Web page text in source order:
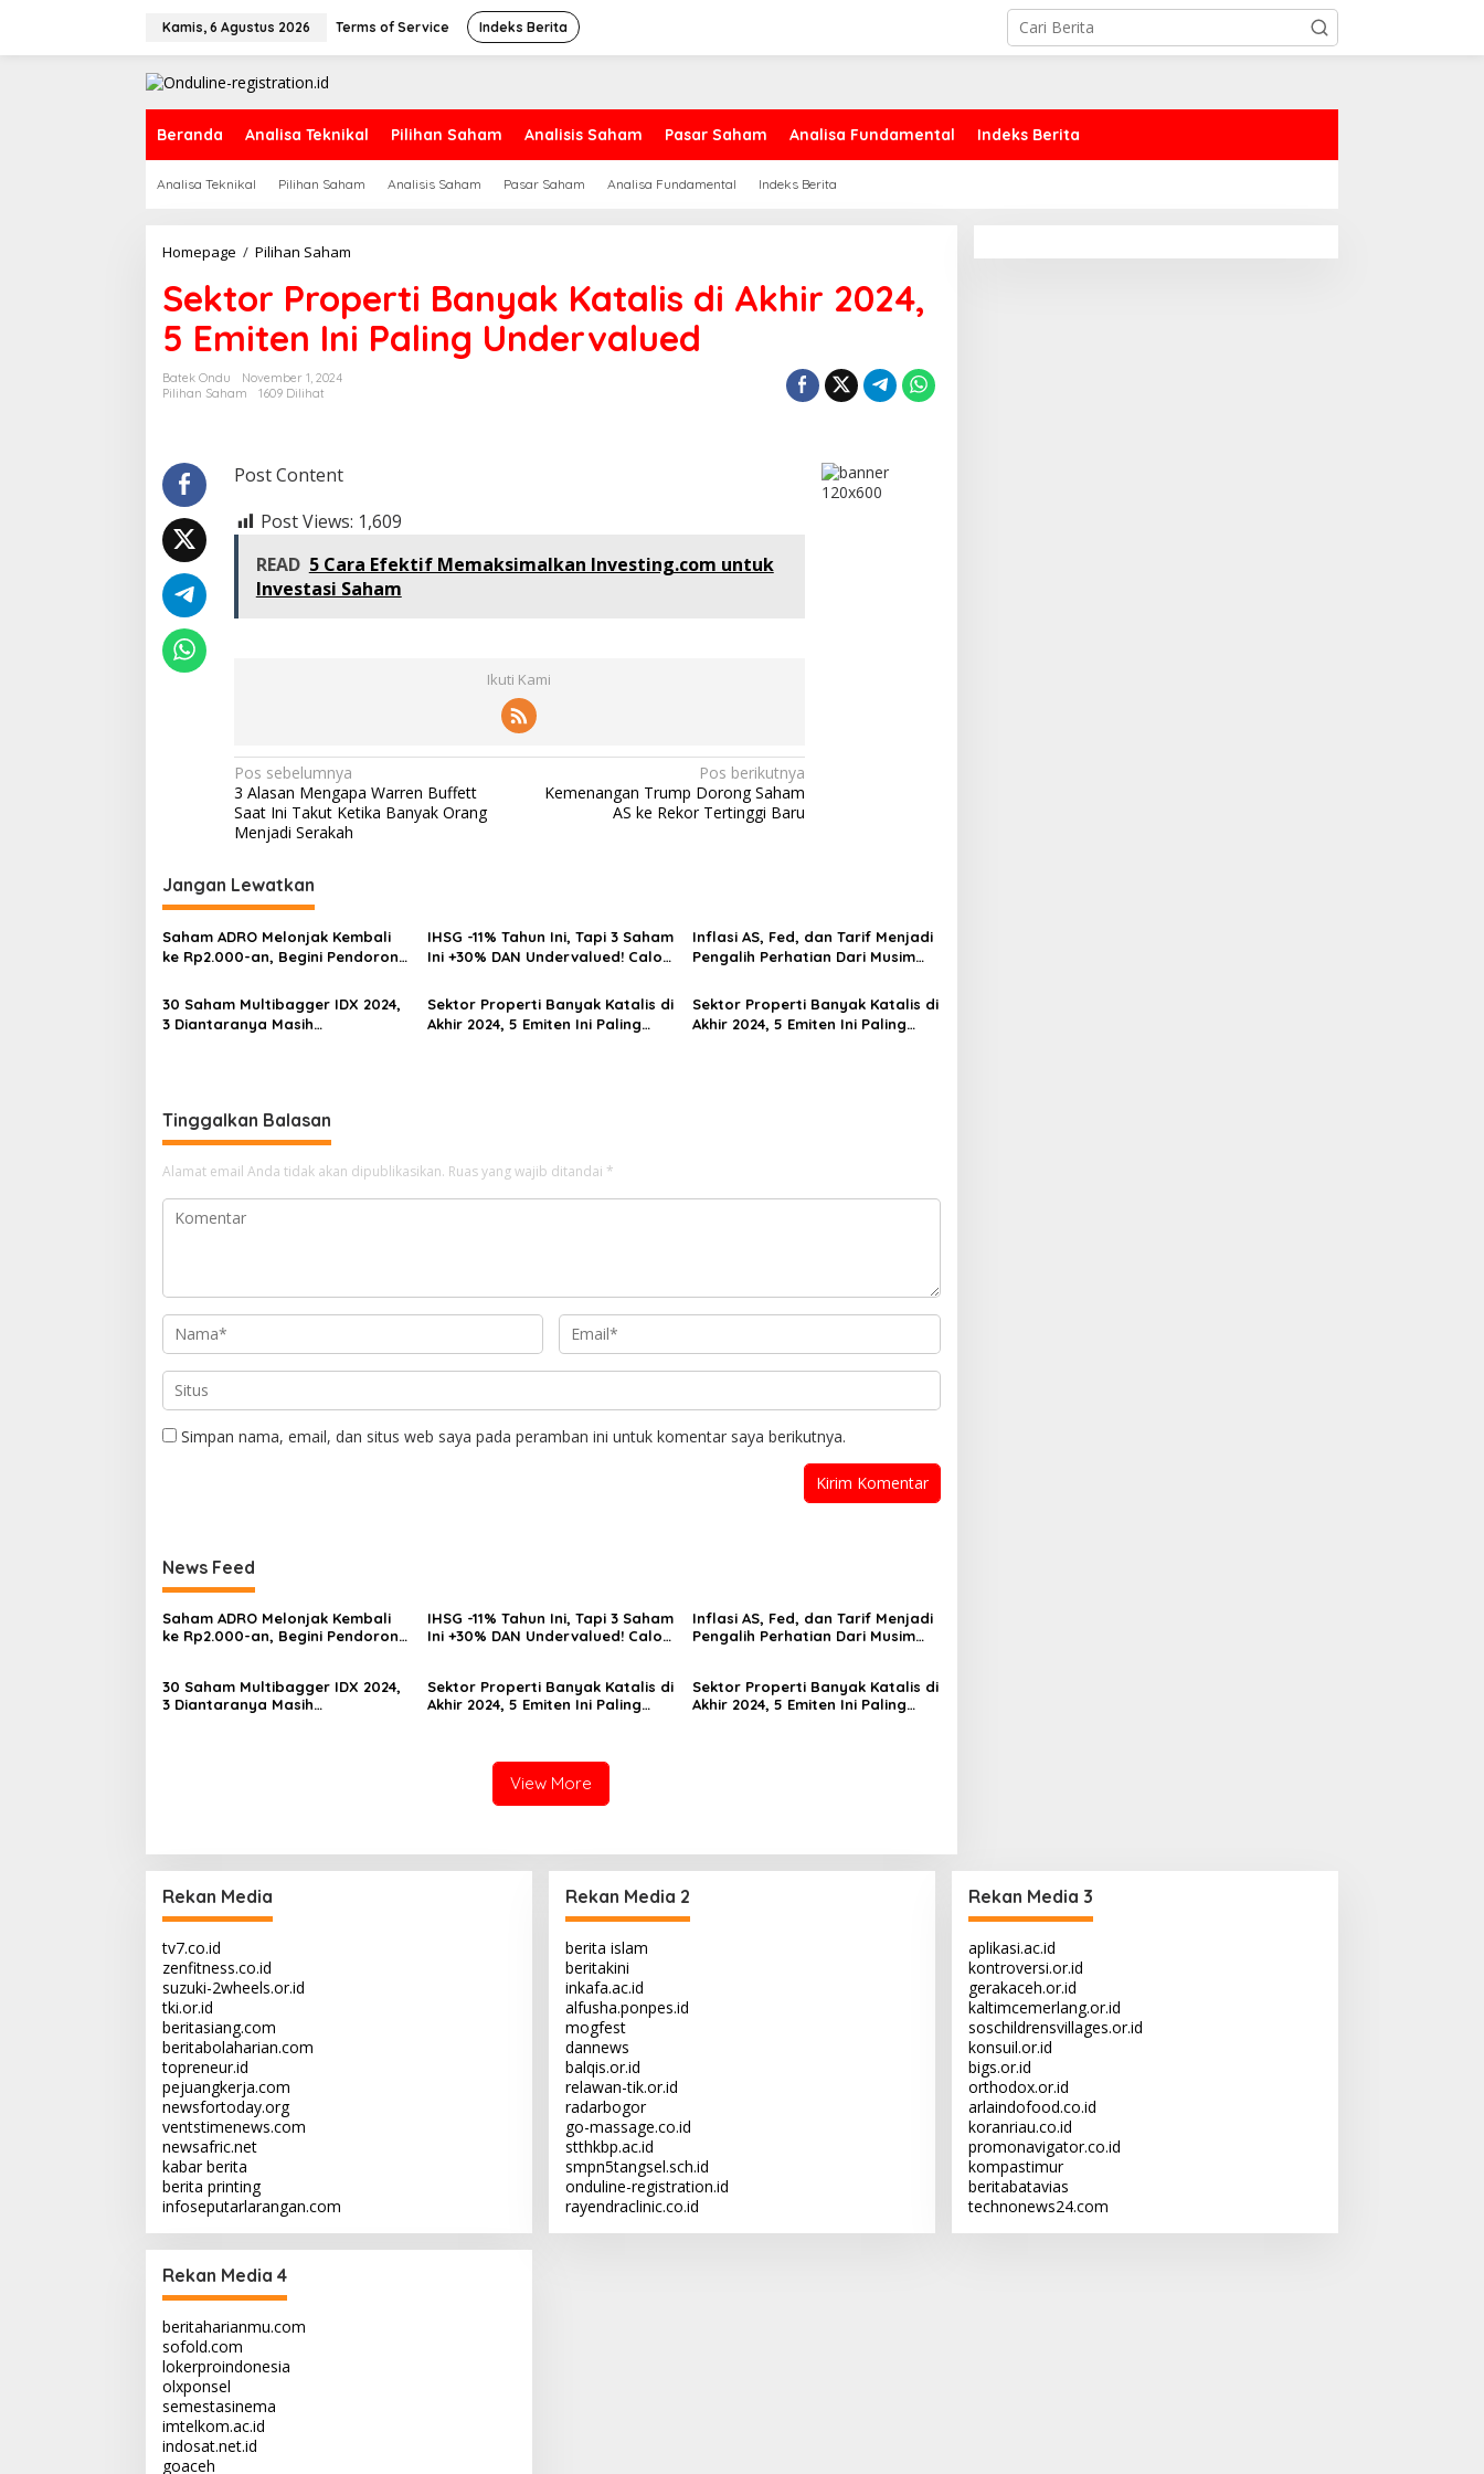
Kamis, 6 Agustus 2026 Terms of Service Indeks Berita
Beranda Analisa Teknikal Pilihan Saham Analisis Saham Pasar Saham Analisa Fundamental Indeks Berita
Analisa Teknikal Pilihan Saham Analisis Saham Pasar Saham Analisa Fundamental Indeks Berita
Homepage / Pilihan Saham
Banyak
Katalis
di
Akhir
Sektor Properti Banyak Katalis di Akhir 2024,
5 Emiten Ini Paling Undervalued
Batek Ondu
November 1, 2024
Pilihan Saham
1609 Dilihat
Post Content
Post Views: 1,609
READ 5 Cara Efektif Memaksimalkan Investing.com untuk
Investasi Saham
Ikuti Kami
Navigasi
pos
Pos sebelumnya
3 Alasan Mengapa Warren Buffett
Saat Ini Takut Ketika Banyak Orang
Menjadi Serakah
Pos berikutnya
Kemenangan Trump Dorong Saham
AS ke Rekor Tertinggi Baru
Jangan Lewatkan
Saham ADRO Melonjak Kembali
ke Rp2.000-an, Begini Pendorong
IHSG -11% Tahun Ini, Tapi 3 Saham
Ini +30% DAN Undervalued! Calon
Inflasi AS, Fed, dan Tarif Menjadi
Pengalih Perhatian Dari Musim
30 Saham Multibagger IDX 2024,
3 Diantaranya Masih
Sektor Properti Banyak Katalis di
Akhir 2024, 5 Emiten Ini Paling
Sektor Properti Banyak Katalis di
Akhir 2024, 5 Emiten Ini Paling
Tinggalkan Balasan
Alamat email Anda tidak akan dipublikasikan. Ruas yang wajib ditandai *
Simpan nama, email, dan situs web saya pada peramban ini untuk komentar saya berikutnya.
News Feed
Saham ADRO Melonjak Kembali
ke Rp2.000-an, Begini Pendorong
IHSG -11% Tahun Ini, Tapi 3 Saham
Ini +30% DAN Undervalued! Calon
Inflasi AS, Fed, dan Tarif Menjadi
Pengalih Perhatian Dari Musim
30 Saham Multibagger IDX 2024,
3 Diantaranya Masih
Sektor Properti Banyak Katalis di
Akhir 2024, 5 Emiten Ini Paling
Sektor Properti Banyak Katalis di
Akhir 2024, 5 Emiten Ini Paling
View More
Rekan Media
tv7.co.id
zenfitness.co.id
suzuki-2wheels.or.id
tki.or.id
beritasiang.com
beritabolaharian.com
topreneur.id
pejuangkerja.com
newsfortoday.org
ventstimenews.com
newsafric.net
kabar berita
berita printing
infoseputarlarangan.com
Rekan Media 4
beritaharianmu.com
sofold.com
lokerproindonesia
olxponsel
semestasinema
imtelkom.ac.id
indosat.net.id
goaceh
Rekan Media 2
berita islam
beritakini
inkafa.ac.id
alfusha.ponpes.id
mogfest
dannews
balqis.or.id
relawan-tik.or.id
radarbogor
go-massage.co.id
stthkbp.ac.id
smpn5tangsel.sch.id
onduline-registration.id
rayendraclinic.co.id
Rekan Media 3
aplikasi.ac.id
kontroversi.or.id
gerakaceh.or.id
kaltimcemerlang.or.id
soschildrensvillages.or.id
konsuil.or.id
bigs.or.id
orthodox.or.id
arlaindofood.co.id
koranriau.co.id
promonavigator.co.id
kompastimur
beritabatavias
technonews24.com